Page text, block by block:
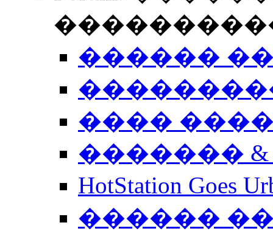
������
����
�������
HotStation
������